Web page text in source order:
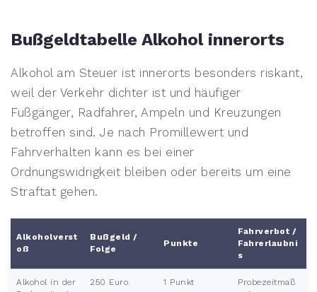
Bußgeldtabelle Alkohol innerorts
Alkohol am Steuer ist innerorts besonders riskant,
weil der Verkehr dichter ist und häufiger
Fußgänger, Radfahrer, Ampeln und Kreuzungen
betroffen sind. Je nach Promillewert und
Fahrverhalten kann es bei einer
Ordnungswidrigkeit bleiben oder bereits um eine
Straftat gehen.
Alkoholverst
oß
Bußgeld /
Folge
Punkte
Fahrverbot /
Fahrerlaubni
s
Alkohol in der
250 Euro 1 Punkt
Probezeitmaß